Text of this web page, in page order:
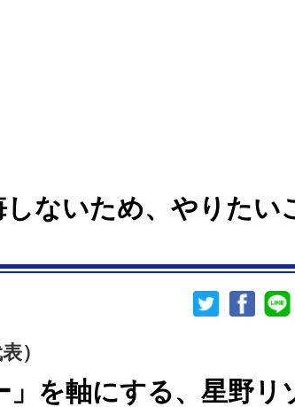
ないため、やりたい
）
」を軸にする、星野リ